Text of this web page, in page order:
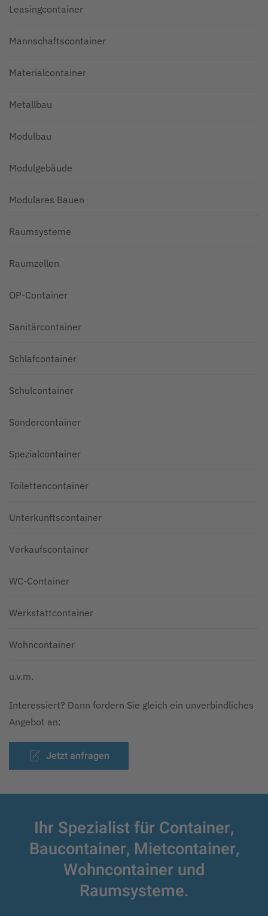
Leasingcontainer
Mannschaftscontainer
Materialcontainer
Metallbau
Modulbau
Modulgebäude
Modulares Bauen
Raumsysteme
Raumzellen
OP-Container
Sanitärcontainer
Schlafcontainer
Schulcontainer
Sondercontainer
Spezialcontainer
Toilettencontainer
Unterkunftscontainer
Verkaufscontainer
WC-Container
Werkstattcontainer
Wohncontainer
u.v.m.
Interessiert? Dann fordern Sie gleich ein unverbindliches
Angebot an:
Jetzt anfragen
Ihr Spezialist für Container,
Baucontainer, Mietcontainer,
Wohncontainer und
Raumsysteme.